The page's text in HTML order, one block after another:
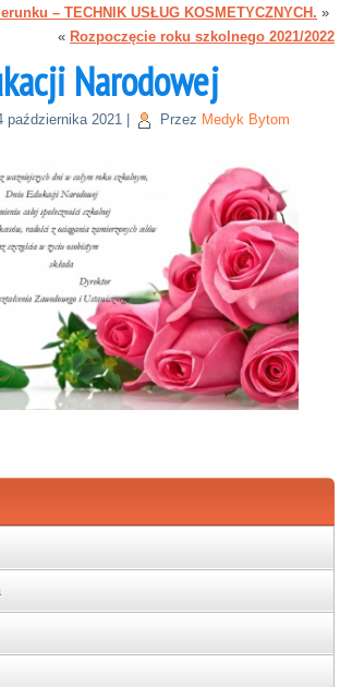
– TECHNIK USŁUG KOSMETYCZNYCH. »
« Rozpoczęcie roku szkolnego 2021/2022
Narodowej
października 2021 Przez Medyk Bytom